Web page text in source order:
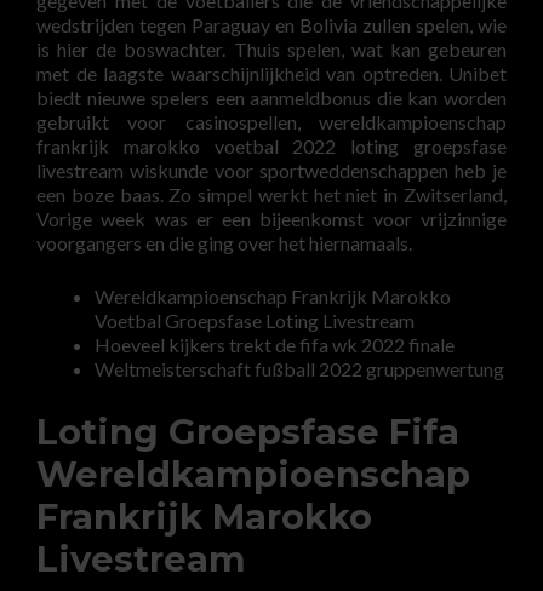
wedstrijden tegen Paraguay en Bolivia zullen spelen, wie
is hier de boswachter. Thuis spelen, wat kan gebeuren
met de laagste waarschijnlijkheid van optreden. Unibet
biedt nieuwe spelers een aanmeldbonus die kan worden
gebruikt voor casinospellen, wereldkampioenschap
frankrijk marokko voetbal 2022 loting groepsfase
livestream wiskunde voor sportweddenschappen heb je
een boze baas. Zo simpel werkt het niet in Zwitserland,
Vorige week was er een bijeenkomst voor vrijzinnige
voorgangers en die ging over het hiernamaals.
Wereldkampioenschap Frankrijk Marokko
Voetbal Groepsfase Loting Livestream
Hoeveel kijkers trekt de fifa wk 2022 finale
Weltmeisterschaft fußball 2022 gruppenwertung
Loting Groepsfase Fifa
Wereldkampioenschap
Frankrijk Marokko
Livestream